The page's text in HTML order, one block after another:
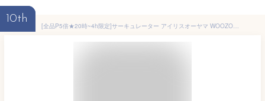
10th
[全品P5倍★20時~4h限定]サーキュレーター アイリスオーヤマ WOOZOO 扇風機 自動 左右 首振り 手動 角度調節 全分解 洗える 丸洗い お手入れ簡単 パワフル送風 エアコン併用 冷房 暖房 部屋干し 衣類乾燥 ノーマル PCF-HD15EC マカロン PCF-MKM15EC *【広告】